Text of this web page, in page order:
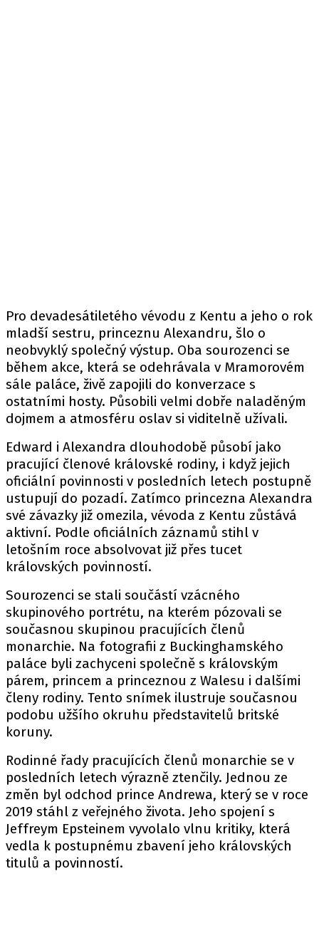
Pro devadesátiletého vévodu z Kentu a jeho o rok
mladší sestru, princeznu Alexandru, šlo o
neobvyklý společný výstup. Oba sourozenci se
během akce, která se odehrávala v Mramorovém
sále paláce, živě zapojili do konverzace s
ostatními hosty. Působili velmi dobře naladěným
dojmem a atmosféru oslav si viditelně užívali.
Edward i Alexandra dlouhodobě působí jako
pracující členové královské rodiny, i když jejich
oficiální povinnosti v posledních letech postupně
ustupují do pozadí. Zatímco princezna Alexandra
své závazky již omezila, vévoda z Kentu zůstává
aktivní. Podle oficiálních záznamů stihl v
letošním roce absolvovat již přes tucet
královských povinností.
Sourozenci se stali součástí vzácného
skupinového portrétu, na kterém pózovali se
současnou skupinou pracujících členů
monarchie. Na fotografii z Buckinghamského
paláce byli zachyceni společně s královským
párem, princem a princeznou z Walesu i dalšími
členy rodiny. Tento snímek ilustruje současnou
podobu užšího okruhu představitelů britské
koruny.
Rodinné řady pracujících členů monarchie se v
posledních letech výrazně ztenčily. Jednou ze
změn byl odchod prince Andrewa, který se v roce
2019 stáhl z veřejného života. Jeho spojení s
Jeffreym Epsteinem vyvolalo vlnu kritiky, která
vedla k postupnému zbavení jeho královských
titulů a povinností.